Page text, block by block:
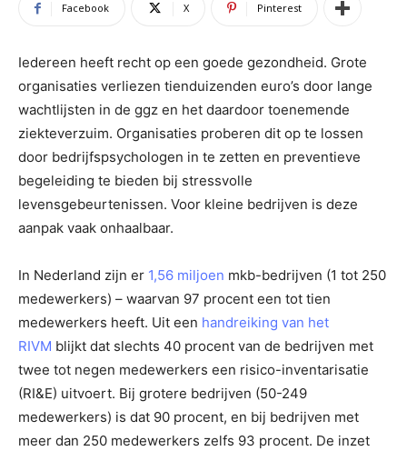
Facebook X Pinterest
Iedereen heeft recht op een goede gezondheid. Grote
organisaties verliezen tienduizenden euro’s door lange
wachtlijsten in de ggz en het daardoor toenemende
ziekteverzuim. Organisaties proberen dit op te lossen
door bedrijfspsychologen in te zetten en preventieve
begeleiding te bieden bij stressvolle
levensgebeurtenissen. Voor kleine bedrijven is deze
aanpak vaak onhaalbaar.
In Nederland zijn er 1,56 miljoen mkb-bedrijven (1 tot 250
medewerkers) – waarvan 97 procent een tot tien
medewerkers heeft. Uit een handreiking van het
RIVM blijkt dat slechts 40 procent van de bedrijven met
twee tot negen medewerkers een risico-inventarisatie
(RI&E) uitvoert. Bij grotere bedrijven (50-249
medewerkers) is dat 90 procent, en bij bedrijven met
meer dan 250 medewerkers zelfs 93 procent. De inzet